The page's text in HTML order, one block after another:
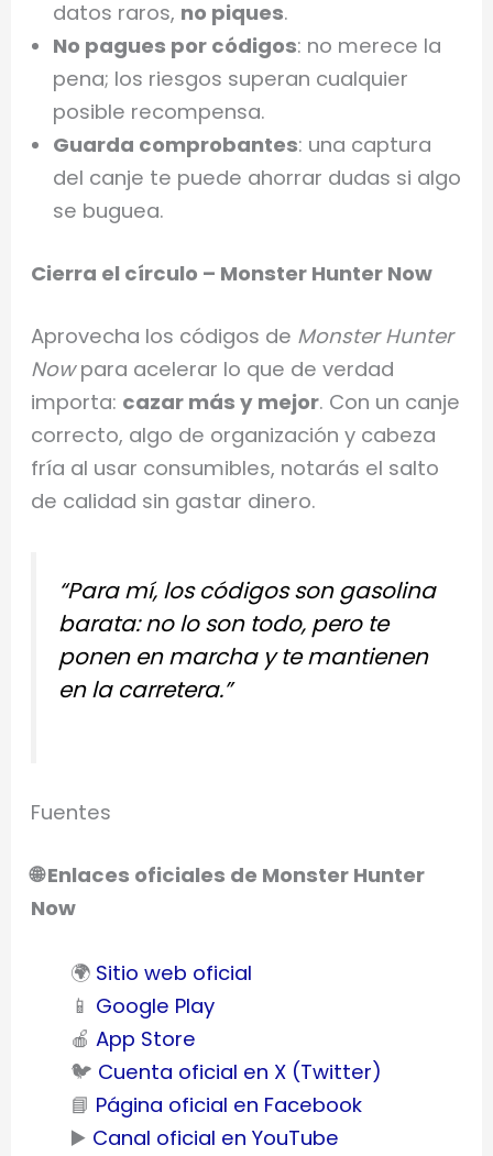
datos raros, no piques.
No pagues por códigos: no merece la
pena; los riesgos superan cualquier
posible recompensa.
Guarda comprobantes: una captura
del canje te puede ahorrar dudas si algo
se buguea.
Cierra el círculo – Monster Hunter Now
Aprovecha los códigos de Monster Hunter
Nowpara acelerar lo que de verdad
importa: cazar más y mejor. Con un canje
correcto, algo de organización y cabeza
fría al usar consumibles, notarás el salto
de calidad sin gastar dinero.
“Para mí, los códigos son gasolina
barata: no lo son todo, pero te
ponen en marcha y te mantienen
en la carretera.”
Fuentes
🌐 Enlaces oficiales de Monster Hunter
Now
🌍 Sitio web oficial
📱 Google Play
🍎App Store
🐦 Cuenta oficial en X (Twitter)
📘 Página oficial en Facebook
▶️ Canal oficial en YouTube